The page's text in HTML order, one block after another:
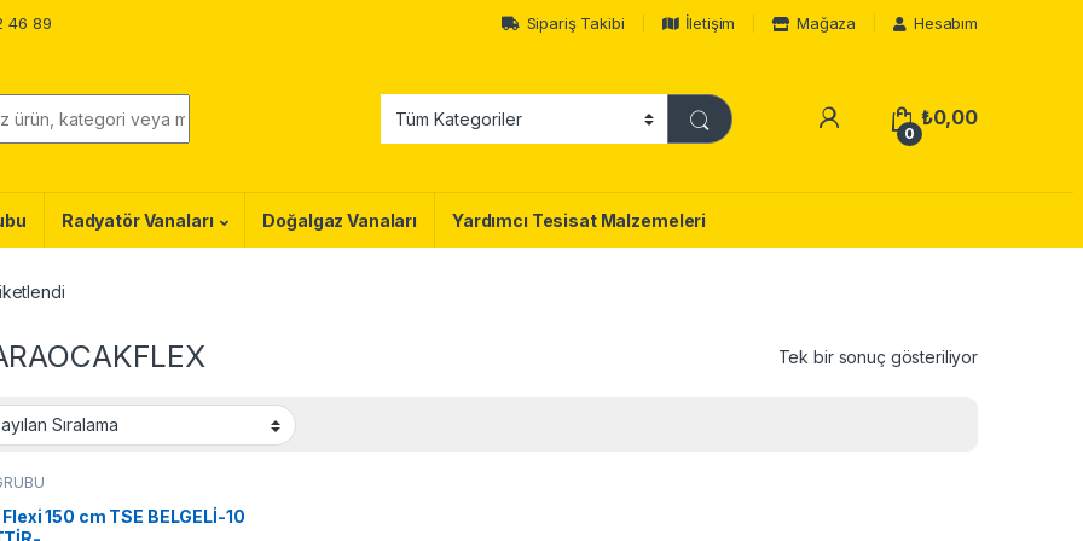
46 89 Sipariş Takibi İletişim Mağaza Hesabım
0
₺0,00
Radyatör Vanaları Doğalgaz Vanaları Yardımcı Tesisat Malzemeleri
Tek bir sonuç gösteriliyor
150 cm TSE BELGELİ-10